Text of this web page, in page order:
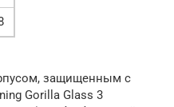
защищенным с
Gorilla Glass 3